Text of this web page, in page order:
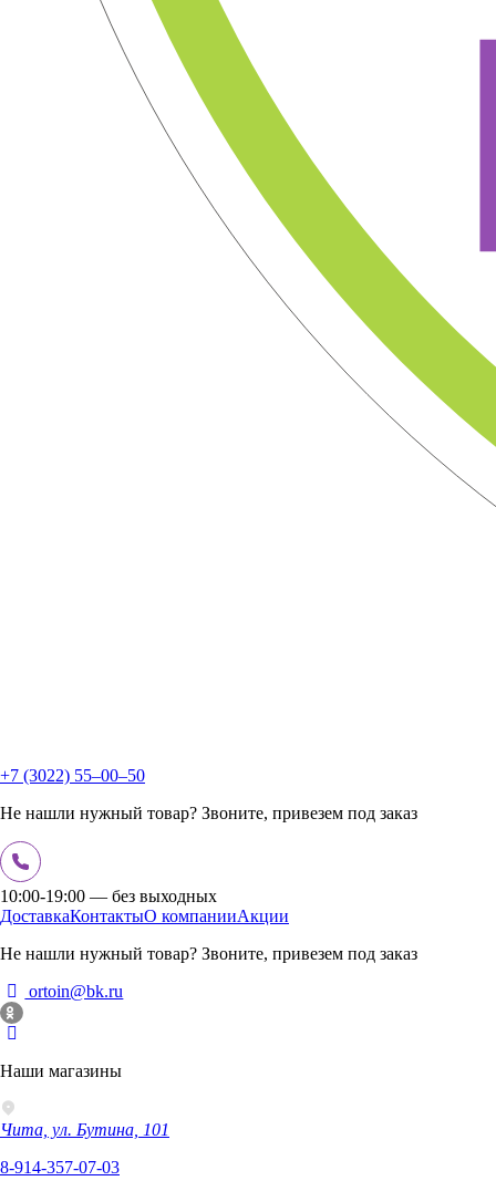
+7 (3022) 55‒00‒50
Не нашли нужный товар? Звоните, привезем под заказ
10:00-19:00 — без выходных
ДоставкаКонтактыО компанииАкции
Не нашли нужный товар? Звоните, привезем под заказ
ortoin@bk.ru
Наши магазины
Чита, ул. Бутина, 101
8-914-357-07-03